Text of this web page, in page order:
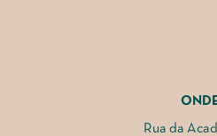
Rua da